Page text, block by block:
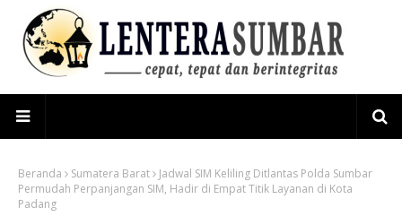
Beranda Sumatera Barat
Jadwal SIM Keliling Ditlantas Polda Sumbar
Permudah Perpanjangan SIM, Hadir di Empat Titik Layanan di Kota
Padang